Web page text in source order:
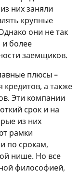
них заняли
крупные
они не так
более
заемщиков.
плюсы –
а также
Эти компании
срок и на
из них
рамки
по срокам,
нише. Но все
философией,